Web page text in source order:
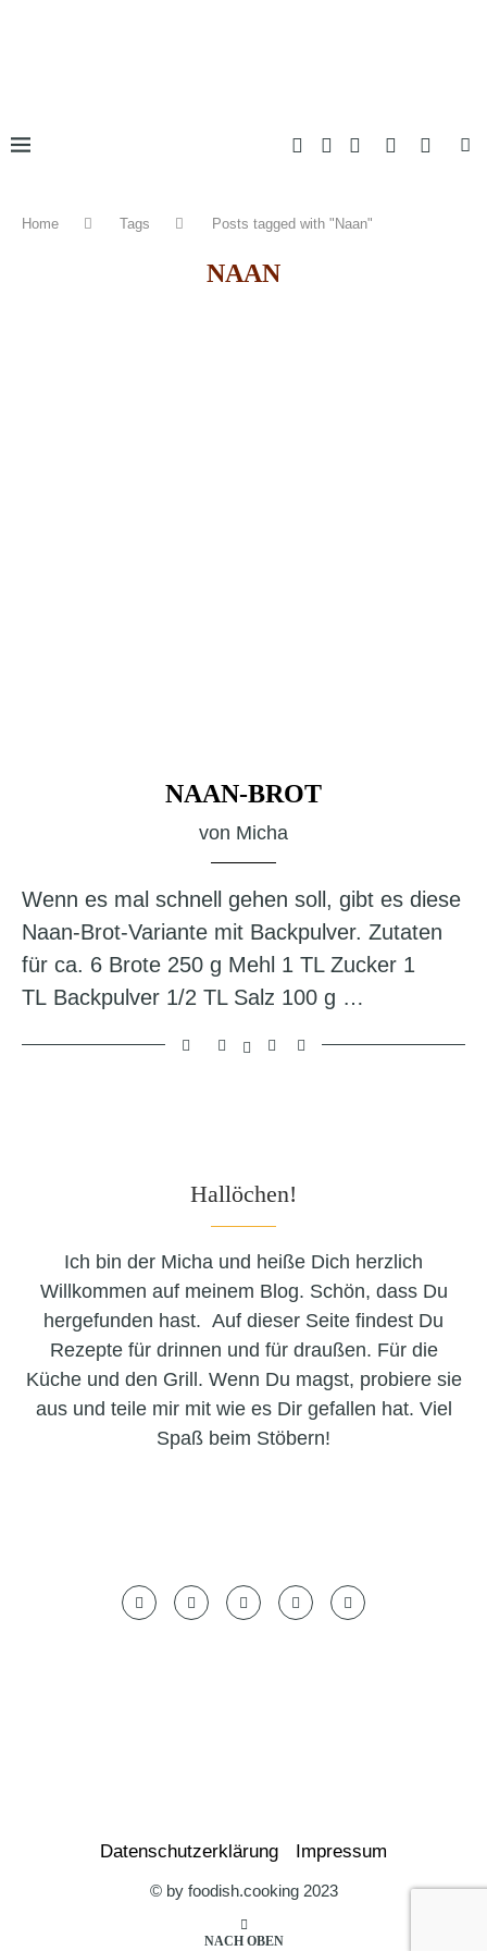
Home Tags Posts tagged with "Naan"
NAAN
NAAN-BROT
von Micha
Wenn es mal schnell gehen soll, gibt es diese
Naan-Brot-Variante mit Backpulver. Zutaten
für ca. 6 Brote 250 g Mehl 1 TL Zucker 1
TL Backpulver 1/2 TL Salz 100 g …
Hallöchen!
Ich bin der Micha und heiße Dich herzlich
Willkommen auf meinem Blog. Schön, dass Du
hergefunden hast. Auf dieser Seite findest Du
Rezepte für drinnen und für draußen. Für die
Küche und den Grill. Wenn Du magst, probiere sie
aus und teile mir mit wie es Dir gefallen hat. Viel
Spaß beim Stöbern!
Datenschutzerklärung Impressum
© by foodish.cooking 2023
NACH OBEN